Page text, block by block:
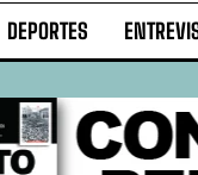
DEPORTES